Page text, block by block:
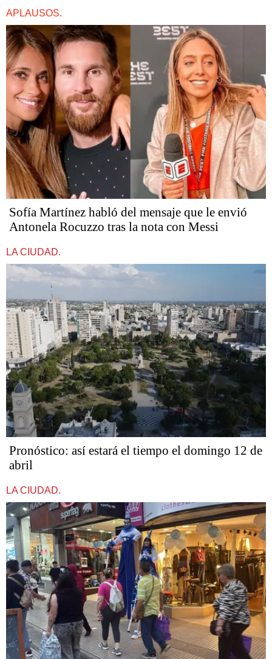
APLAUSOS.
Sofía Martínez habló del mensaje que le envió
Antonela Rocuzzo tras la nota con Messi
LA CIUDAD.
Pronóstico: así estará el tiempo el domingo 12 de
abril
LA CIUDAD.